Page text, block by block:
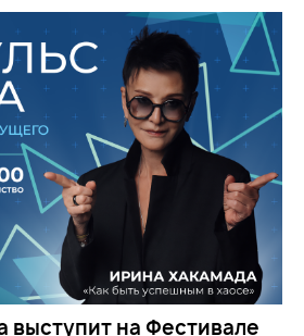
выступит на Фестивале